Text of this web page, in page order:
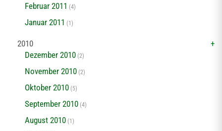
Februar 2011 (4)
Januar 2011 (1)
2010
Dezember 2010 (2)
November 2010 (2)
Oktober 2010 (5)
September 2010 (4)
August 2010 (1)